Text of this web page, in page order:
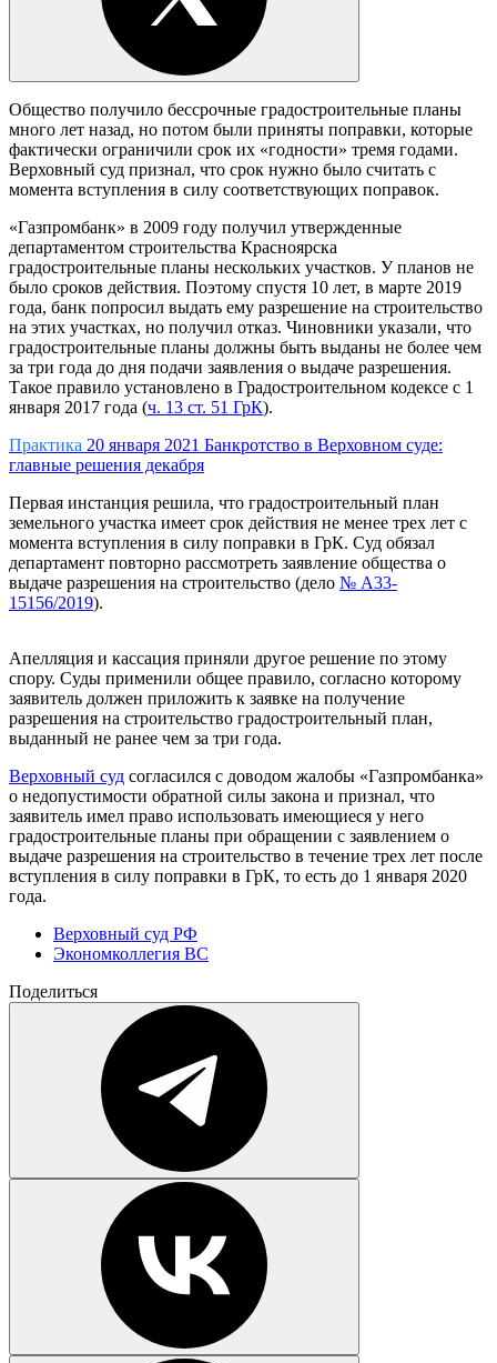
Общество получило бессрочные градостроительные планы
много лет назад, но потом были приняты поправки, которые
фактически ограничили срок их «годности» тремя годами.
Верховный суд признал, что срок нужно было считать с
момента вступления в силу соответствующих поправок.
«Газпромбанк» в 2009 году получил утвержденные
департаментом строительства Красноярска
градостроительные планы нескольких участков. У планов не
было сроков действия. Поэтому спустя 10 лет, в марте 2019
года, банк попросил выдать ему разрешение на строительство
на этих участках, но получил отказ. Чиновники указали, что
градостроительные планы должны быть выданы не более чем
за три года до дня подачи заявления о выдаче разрешения.
Такое правило установлено в Градостроительном кодексе с 1
января 2017 года (ч. 13 ст. 51 ГрК).
Практика 20 января 2021 Банкротство в Верховном суде:
главные решения декабря
Первая инстанция решила, что градостроительный план
земельного участка имеет срок действия не менее трех лет с
момента вступления в силу поправки в ГрК. Суд обязал
департамент повторно рассмотреть заявление общества о
выдаче разрешения на строительство (дело № А33-
15156/2019).
Апелляция и кассация приняли другое решение по этому
спору. Суды применили общее правило, согласно которому
заявитель должен приложить к заявке на получение
разрешения на строительство градостроительный план,
выданный не ранее чем за три года.
Верховный суд согласился с доводом жалобы «Газпромбанка»
о недопустимости обратной силы закона и признал, что
заявитель имел право использовать имеющиеся у него
градостроительные планы при обращении с заявлением о
выдаче разрешения на строительство в течение трех лет после
вступления в силу поправки в ГрК, то есть до 1 января 2020
года.
Верховный суд РФ
Экономколлегия ВС
Поделиться